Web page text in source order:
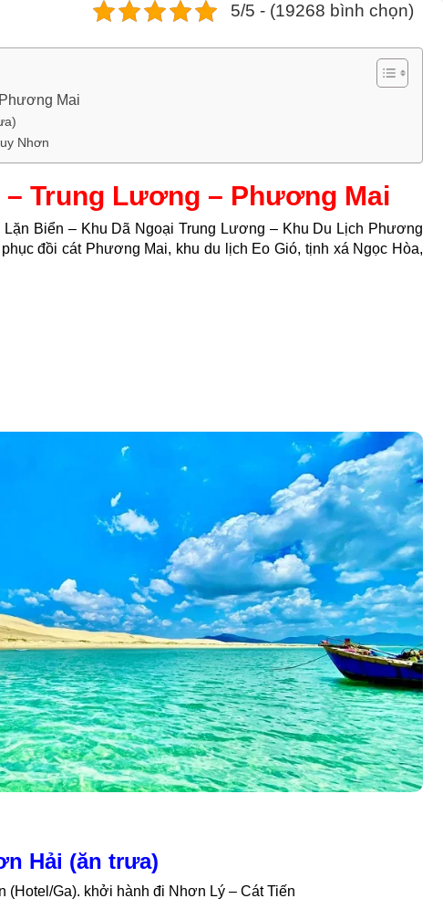
5/5 - (19268 bình chọn)
Mai
Nhơn
Trung Lương – Phương Mai
Biển – Khu Dã Ngoại Trung Lương – Khu Du Lịch Phương
đồi cát Phương Mai, khu du lịch Eo Gió, tịnh xá Ngọc Hòa,
Hải (ăn trưa)
(Hotel/Ga). khởi hành đi Nhơn Lý – Cát Tiến